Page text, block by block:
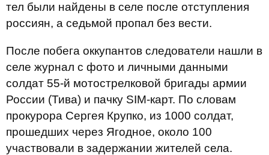
тел были найдены в селе после отступления
россиян, а седьмой пропал без вести.
После побега оккупантов следователи нашли в
селе журнал с фото и личными данными
солдат 55-й мотострелковой бригады армии
России (Тива) и пачку SIM-карт. По словам
прокурора Сергея Крупко, из 1000 солдат,
прошедших через Ягодное, около 100
участвовали в задержании жителей села.